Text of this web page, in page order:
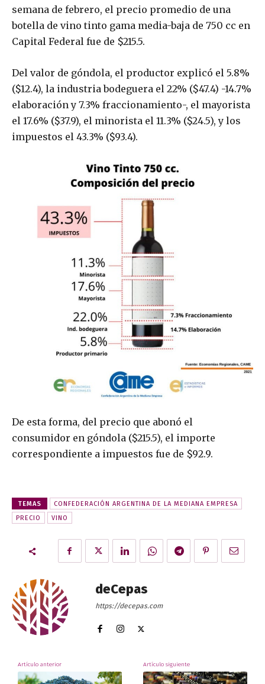
semana de febrero, el precio promedio de una
botella de vino tinto gama media-baja de 750 cc en
Capital Federal fue de $215.5.
Del valor de góndola, el productor explicó el 5.8%
($12.4), la industria bodeguera el 22% ($47.4) -14.7%
elaboración y 7.3% fraccionamiento-, el mayorista
el 17.6% ($37.9), el minorista el 11.3% ($24.5), y los
impuestos el 43.3% ($93.4).
De esta forma, del precio que abonó el
consumidor en góndola ($215.5), el importe
correspondiente a impuestos fue de $92.9.
TEMAS
CONFEDERACIÓN ARGENTINA DE LA MEDIANA EMPRESA
PRECIO
VINO
deCepas
https://decepas.com
Artículo anterior Artículo siguiente